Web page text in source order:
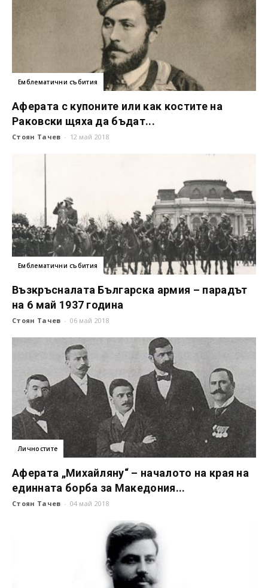
Емблематични събития
Аферата с купоните или как костите на
Раковски щяха да бъдат...
Стоян Тачев - 12 май 2018
Емблематични събития
Възкръсналата Българска армия – парадът
на 6 май 1937 година
Стоян Тачев - 06 май 2018
Личностите
Аферата „Михайляну“ – началото на края на
единната борба за Македония...
Стоян Тачев - 04 май 2018